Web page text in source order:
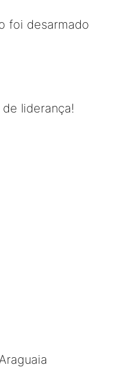
foi desarmado
liderança!